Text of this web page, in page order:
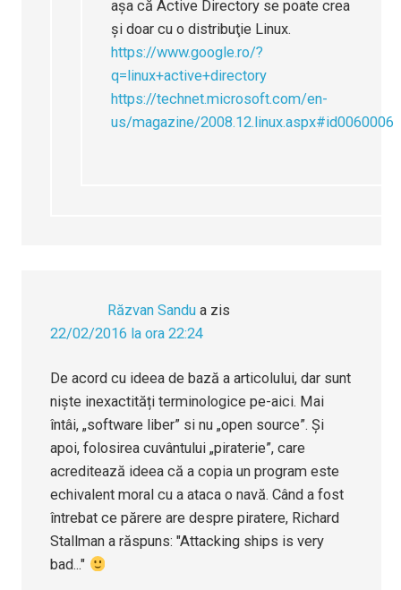
aşa că Active Directory se poate crea
şi doar cu o distribuţie Linux.
https://www.google.ro/?
q=linux+active+directory
https://technet.microsoft.com/en-
us/magazine/2008.12.linux.aspx#id0060006
Răzvan Sandu a zis
22/02/2016 la ora 22:24
De acord cu ideea de bază a articolului, dar sunt
niște inexactități terminologice pe-aici. Mai
întâi, „software liber” si nu „open source”. Și
apoi, folosirea cuvântului „piraterie”, care
acreditează ideea că a copia un program este
echivalent moral cu a ataca o navă. Când a fost
întrebat ce părere are despre piratere, Richard
Stallman a răspuns: "Attacking ships is very
bad..."